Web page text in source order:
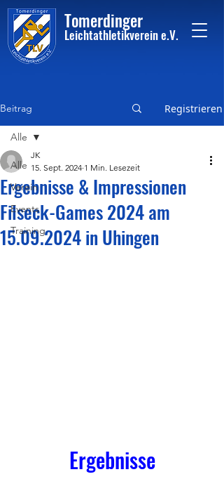
Tomerdinger
Leichtathletikvereine.V.
Beitrag Registrieren
Alle
Verein
Events
Training
Alle
Ergebnisse & Impressionen
Filseck-Games 2024 am
15.09.2024 in Uhingen
JK
15. Sept. 2024 1 Min. Lesezeit
Ergebnisse